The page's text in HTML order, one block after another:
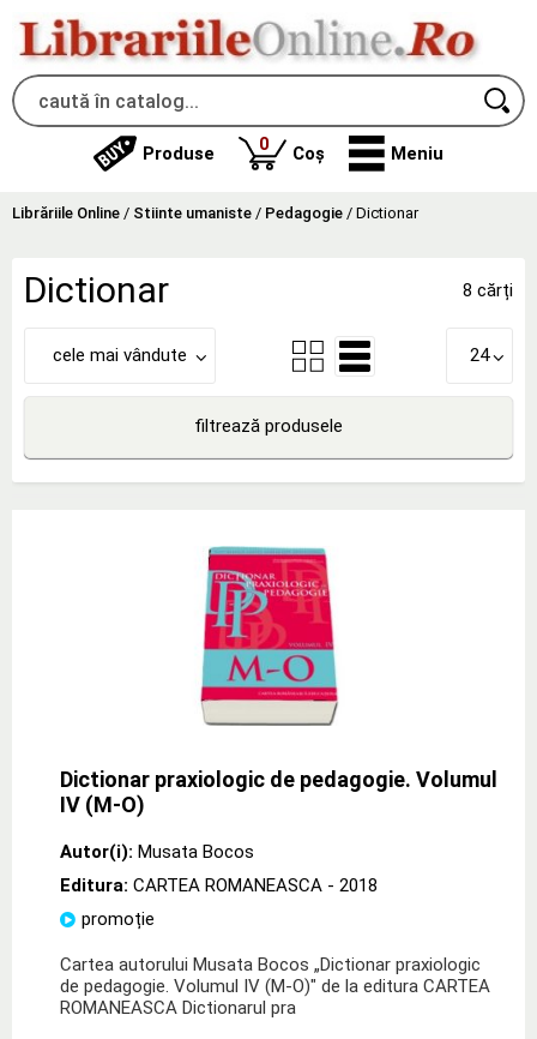
Produse 0produse
Coș Meniu
Librăriile Online / Stiinte umaniste / Pedagogie / Dictionar
Dictionar 8 cărți
cele mai vândute 24
filtrează produsele
Dictionar praxiologic de pedagogie. Volumul
IV (M-O)
Autor(i): Musata Bocos
Editura: CARTEA ROMANEASCA - 2018
promoție
Cartea autorului Musata Bocos „Dictionar praxiologic
de pedagogie. Volumul IV (M-O)" de la editura CARTEA
ROMANEASCA Dictionarul pra